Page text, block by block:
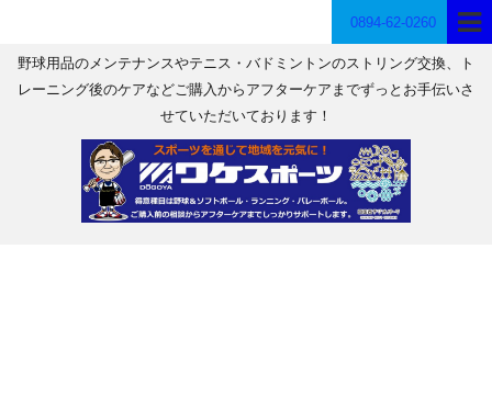
0894-62-0260
野球用品のメンテナンスやテニス・バドミントンのストリング交換、ト
レーニング後のケアなどご購入からアフターケアまでずっとお手伝いさ
せていただいております！